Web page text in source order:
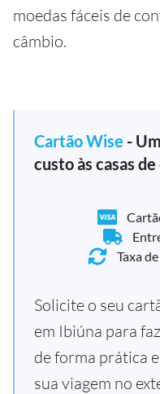
moedas fáceis de
câmbio.
Cartão Wise -
custo às casas
Taxa
Solicite o seu
em Ibiúna para
de forma prática
sua viagem no